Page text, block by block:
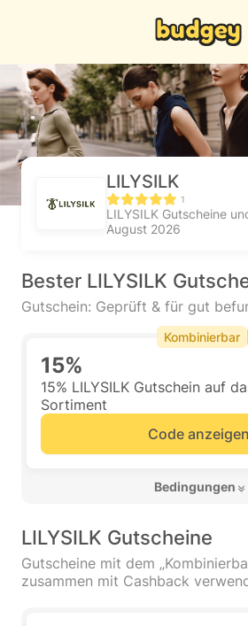
LILYSILK
1
LILYSILK Gutscheine
August 2026
Bester LILYSILK
Gutschein: Geprüft & für gut
15%
15% LILYSILK Gutschein auf
Sortiment
Code anzeigen
Bedingungen
Kombinierbar
LILYSILK Gutscheine
Gutscheine mit dem
zusammen mit Cashback